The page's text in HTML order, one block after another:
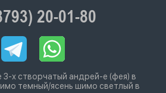
20-01-80
3-х створчатый андрей-е (фея) в
темный/ясень шимо светлый в